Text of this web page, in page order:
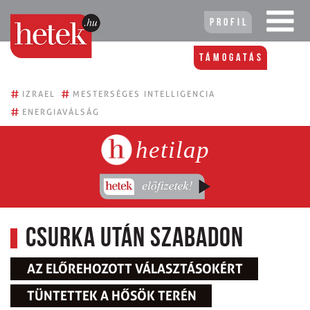
Profil
Támogatás
# IZRAEL # MESTERSÉGES INTELLIGENCIA
# ENERGIAVÁLSÁG
hetilap
Csurka után szabadon
AZ ELŐREHOZOTT VÁLASZTÁSOKÉRT
TÜNTETTEK A HŐSÖK TERÉN